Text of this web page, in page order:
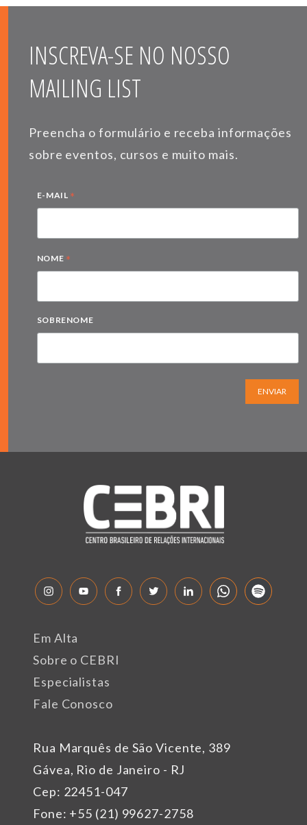
INSCREVA-SE NO NOSSO
MAILING LIST
Preencha o formulário e receba informações
sobre eventos, cursos e muito mais.
E-MAIL *
NOME *
SOBRENOME
ENVIAR
Rua Marquês de São Vicente, 389
Gávea, Rio de Janeiro - RJ
Cep: 22451-047
Fone: +55 (21) 99627-2758
Em Alta
Sobre o CEBRI
Especialistas
Fale Conosco